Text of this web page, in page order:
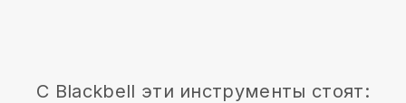
С Blackbell эти инструменты стоят: